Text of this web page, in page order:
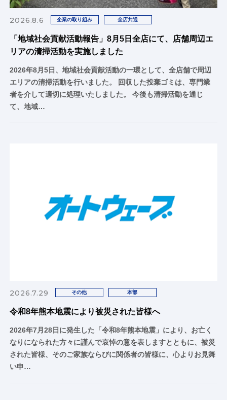
2026.8.6 企業の取り組み 全店共通
「地域社会貢献活動報告」8月5日全店にて、店舗周辺エ
リアの清掃活動を実施しました
2026年8月5日、地域社会貢献活動の一環として、全店舗で周辺
エリアの清掃活動を行いました。 回収した投棄ゴミは、専門業
者を介して適切に処理いたしました。 今後も清掃活動を通じ
て、地域…
2026.7.29 その他 本部
令和8年熊本地震により被災された皆様へ
2026年7月28日に発生した「令和8年熊本地震」により、お亡く
なりになられた方々に謹んで哀悼の意を表しますとともに、被災
された皆様、そのご家族ならびに関係者の皆様に、心よりお見舞
い申…